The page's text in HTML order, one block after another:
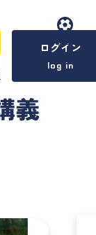
ログイン
log in
menu